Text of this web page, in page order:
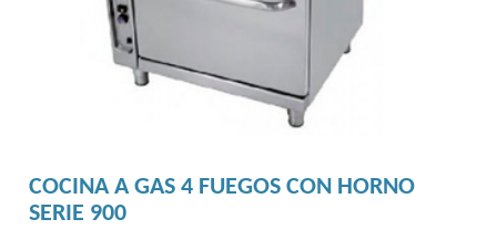
COCINA A GAS 4 FUEGOS CON HORNO
SERIE 900